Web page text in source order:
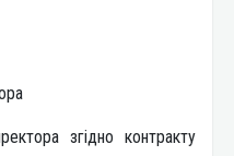
згідно контракту